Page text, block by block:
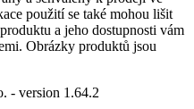
použití se také mohou lišit
a jeho dostupnosti vám
Obrázky produktů jsou
- version 1.64.2